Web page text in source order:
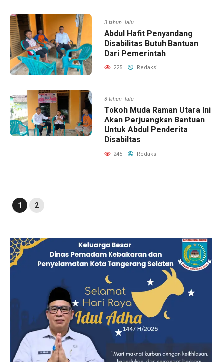
3 tahun lalu
Abdul Hafit Penyandang
Disabilitas Butuh Bantuan
Dari Pemerintah
225 Redaksi
3 tahun lalu
Tokoh Muda Raman Utara Ini
Akan Perjuangkan Bantuan
Untuk Abdul Penderita
Disabiltas
245 Redaksi
1 2